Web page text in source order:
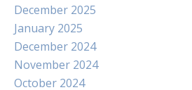
December 2025
January 2025
December 2024
November 2024
October 2024